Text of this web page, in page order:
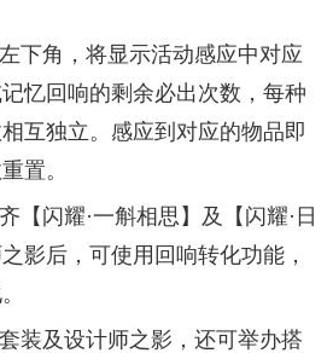
角，将显示活动感应中对应
忆回响的剩余必出次数，每种
互独立。感应到对应的物品即
置。
闪耀·一斛相思】及【闪耀·日
影后，可使用回响转化功能，
及设计师之影，还可举办搭